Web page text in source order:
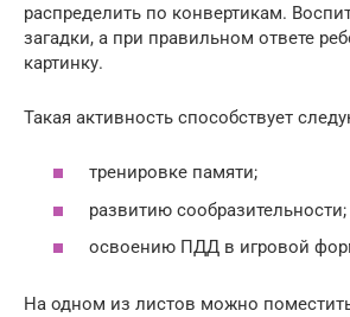
распределить по конвертикам.
загадки, а при правильном ответе
картинку.
Такая активность способствует
тренировке памяти;
развитию сообразительности;
освоению ПДД в игровой
На одном из листов можно